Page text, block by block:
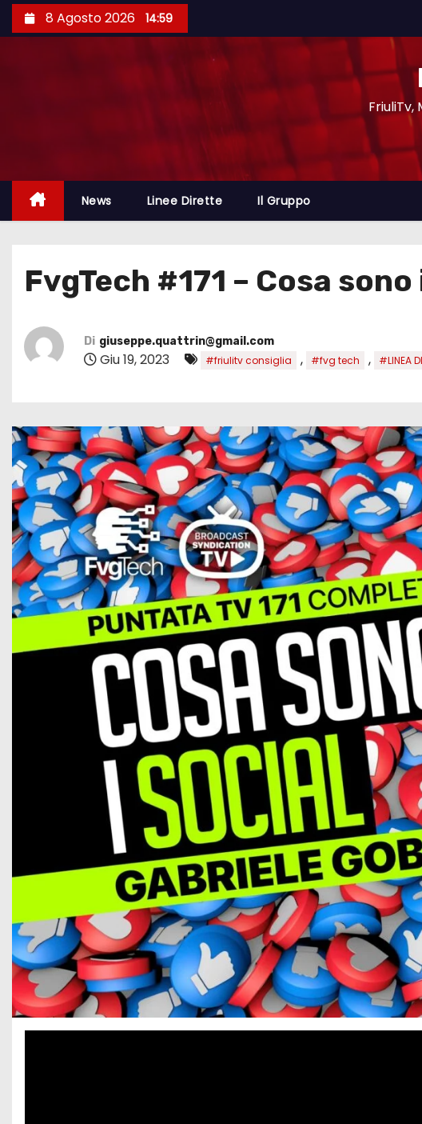
8 Agosto 2026 14:59
FriuliTv,
News Linee Dirette Il Gruppo
FvgTech #171 – Cosa
Di giuseppe.quattrin@gmail.com
Giu 19, 2023 #friulitv consiglia , #fvg tech , #LINEA